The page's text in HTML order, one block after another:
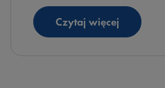
przestrzenie. Standardowe
widoczne „pasu”, które psują
Czytaj więcej